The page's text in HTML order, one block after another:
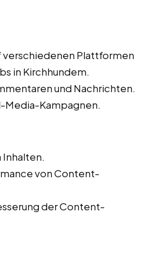
verschiedenen Plattformen
in Kirchhundem.
und Nachrichten.
Media-Kampagnen.
Inhalten.
von Content-
der Content-